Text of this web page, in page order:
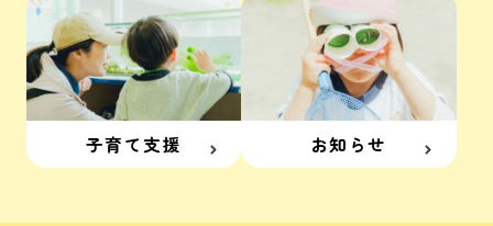
子育て支援 お知らせ